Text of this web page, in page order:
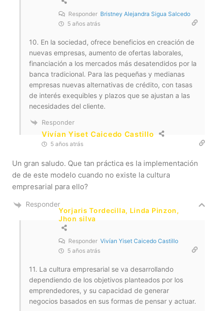
Responder Bristney Alejandra Sigua Salcedo
5 años atrás
10. En la sociedad, ofrece beneficios en creación de
nuevas empresas, aumento de ofertas laborales,
financiación a los mercados más desatendidos por la
banca tradicional. Para las pequeñas y medianas
empresas nuevas alternativas de crédito, con tasas
de interés exequibles y plazos que se ajustan a las
necesidades del cliente.
Responder
Vivían Yiset Caicedo Castillo
5 años atrás
Un gran saludo. Que tan práctica es la implementación
de de este modelo cuando no existe la cultura
empresarial para ello?
Responder
Yorjaris Tordecilla, Linda Pinzon,
Jhon silva
Responder Vivían Yiset Caicedo Castillo
5 años atrás
11. La cultura empresarial se va desarrollando
dependiendo de los objetivos planteados por los
emprendedores, y su capacidad de generar
negocios basados en sus formas de pensar y actuar.